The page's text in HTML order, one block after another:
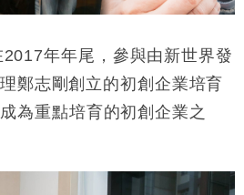
2017年年尾，參與由新世界發
鄭志剛創立的初創企業培育
成為重點培育的初創企業之